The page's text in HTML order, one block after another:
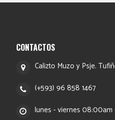
CONTACTOS
Calizto Muzo y Psje.
(+593) 96 858 1467
lunes - viernes